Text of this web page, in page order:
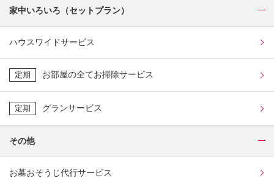
家中いろいろ（セットプラン）
ハウスワイドサービス
定期 お部屋の全てお掃除サービス
定期 グランサービス
その他
お墓おそうじ代行サービス